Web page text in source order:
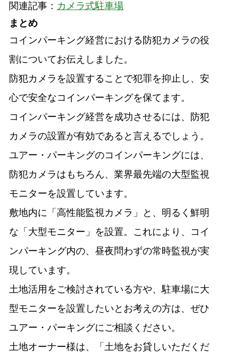
関連記事： カメラ式駐車場
まとめ
コインパーキング経営における防犯カメラの役
割についてお伝えしました。
防犯カメラを設置することで犯罪を抑止し、安
心で安全なコインパーキングを保てます。
コインパーキング経営を成功させるには、防犯
カメラの設置が有効であると言えるでしょう。
ユアー・パーキングのコインパーキングには、
防犯カメラはもちろん、業界最先端の大型監視
モニターを設置しています。
敷地内に「高性能監視カメラ」と、明るく鮮明
な「大型モニター」を設置。これにより、コイ
ンパーキング内の、昼夜問わずの常時監視が実
現しています。
土地活用をご検討されている方や、駐車場に大
型モニターを設置したいとお考えの方は、ぜひ
ユアー・パーキングにご相談ください。
土地オーナー様は、「土地をお貸しいただくだ